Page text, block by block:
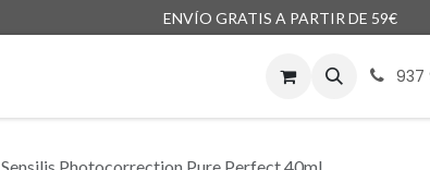
ENVÍO GRATIS A PARTIR DE 59€
Encargos 937